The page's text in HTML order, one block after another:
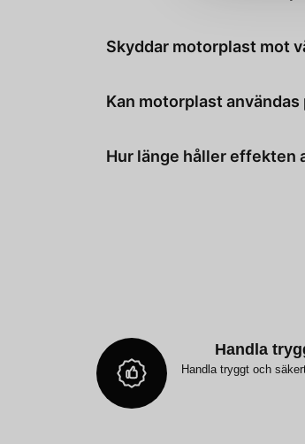
Skyddar motorplast mot
Kan motorplast
Hur länge håller effekten
Handla
Handla tryggt och